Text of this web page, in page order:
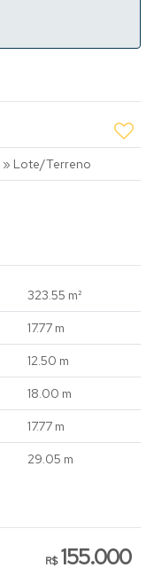
» Lote/Terreno
323.55 m²
17.77 m
12.50 m
18.00 m
17.77 m
29.05 m
R$155.000